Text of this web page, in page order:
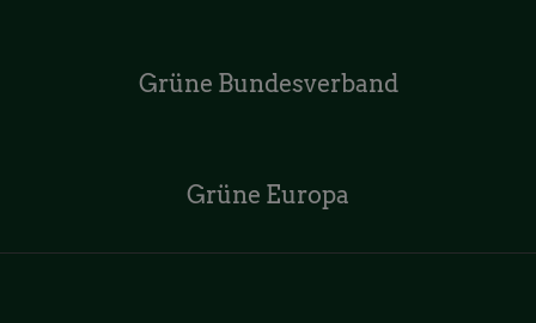
Grüne Bundesverband
Grüne Europa